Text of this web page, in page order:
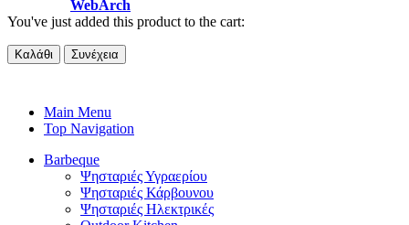
WebArch
You've just added this product to the cart:
Καλάθι Συνέχεια
Main Menu
Top Navigation
Barbeque
Ψησταριές Υγραερίου
Ψησταριές Κάρβουνου
Ψησταριές Ηλεκτρικές